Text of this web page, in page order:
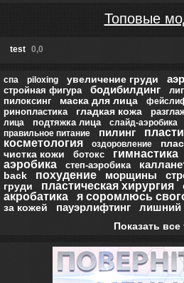
Топовые
test 0,0
спа piloxing увеличение груди
стройная фигура бодибилдинг
пилоксинг маска для лица
ринопластика гладкая кожа
лица
подтяжка лица слайд-аэробика
правильное питание пилинг
косметология
оздоровление
чистка кожи
ботокс гимнастика
аэробика степ-аэробика
back
похудение морщины
груди
пластическая хирургия
акробатика
я соромлюсь
за кожей
пауэрлифтинг лишний
Показать все